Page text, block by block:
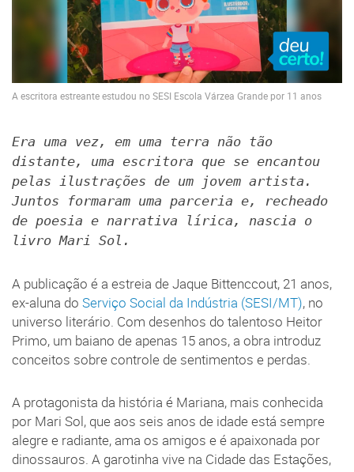
A escritora estreante estudou no SESI Escola Várzea Grande por 11 anos
Era uma vez, em uma terra não tão
distante, uma escritora que se encantou
pelas ilustrações de um jovem artista.
Juntos formaram uma parceria e, recheado
de poesia e narrativa lírica, nascia o
livro Mari Sol.
A publicação é a estreia de Jaque Bittenccout, 21 anos,
ex-aluna do Serviço Social da Indústria (SESI/MT), no
universo literário. Com desenhos do talentoso Heitor
Primo, um baiano de apenas 15 anos, a obra introduz
conceitos sobre controle de sentimentos e perdas.
A protagonista da história é Mariana, mais conhecida
por Mari Sol, que aos seis anos de idade está sempre
alegre e radiante, ama os amigos e é apaixonada por
dinossauros. A garotinha vive na Cidade das Estações,